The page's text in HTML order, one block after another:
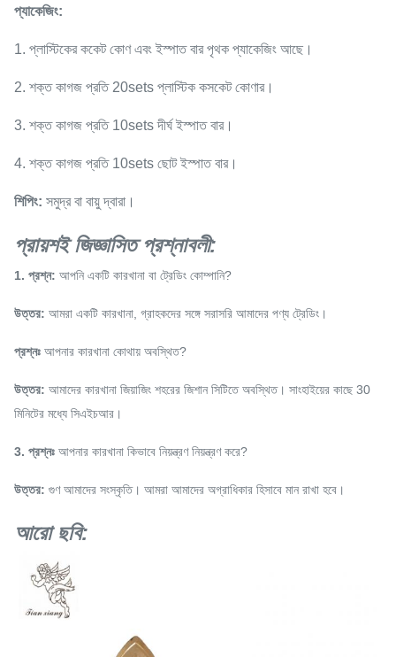
প্যাকেজিং:
1. প্লাস্টিকের ককেট কোণ এবং ইস্পাত বার পৃথক প্যাকেজিং আছে।
2. শক্ত কাগজ প্রতি 20sets প্লাস্টিক কসকেট কোণার।
3. শক্ত কাগজ প্রতি 10sets দীর্ঘ ইস্পাত বার।
4. শক্ত কাগজ প্রতি 10sets ছোট ইস্পাত বার।
শিপিং: সমুদ্র বা বায়ু দ্বারা।
প্রায়শই জিজ্ঞাসিত প্রশ্নাবলী:
1. প্রশ্ন: আপনি একটি কারখানা বা ট্রেডিং কোম্পানি?
উত্তর: আমরা একটি কারখানা, গ্রাহকদের সঙ্গে সরাসরি আমাদের পণ্য ট্রেডিং।
প্রশ্নঃ আপনার কারখানা কোথায় অবস্থিত?
উত্তর: আমাদের কারখানা জিয়াজিং শহরের জিশান সিটিতে অবস্থিত। সাংহাইয়ের কাছে 30
মিনিটের মধ্যে সিএইচআর।
3. প্রশ্নঃ আপনার কারখানা কিভাবে নিয়ন্ত্রণ নিয়ন্ত্রণ করে?
উত্তর: গুণ আমাদের সংস্কৃতি। আমরা আমাদের অগ্রাধিকার হিসাবে মান রাখা হবে।
আরো ছবি: